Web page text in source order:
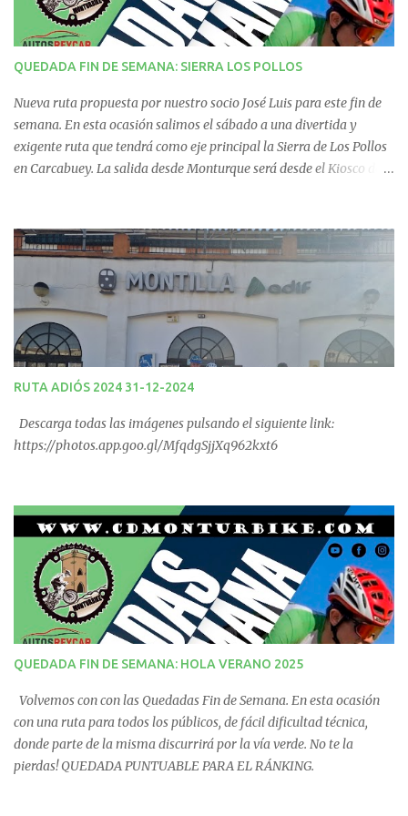
i
o
s
QUEDADA FIN DE SEMANA: SIERRA LOS POLLOS
Nueva ruta propuesta por nuestro socio José Luis para este fin de
semana. En esta ocasión salimos el sábado a una divertida y
exigente ruta que tendrá como eje principal la Sierra de Los Pollos
en Carcabuey. La salida desde Monturque será desde el Kiosco de
Quedadas Fin de Semana 2025.
RUTA ADIÓS 2024 31-12-2024
Descarga todas las imágenes pulsando el siguiente link:
https://photos.app.goo.gl/MfqdgSjjXq962kxt6
QUEDADA FIN DE SEMANA: HOLA VERANO 2025
Volvemos con con las Quedadas Fin de Semana. En esta ocasión
con una ruta para todos los públicos, de fácil dificultad técnica,
donde parte de la misma discurrirá por la vía verde. No te la
pierdas! QUEDADA PUNTUABLE PARA EL RÁNKING.